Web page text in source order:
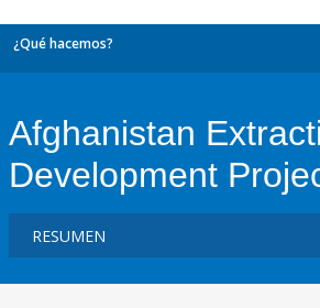
¿Qué hacemos?
Afghanistan
Development